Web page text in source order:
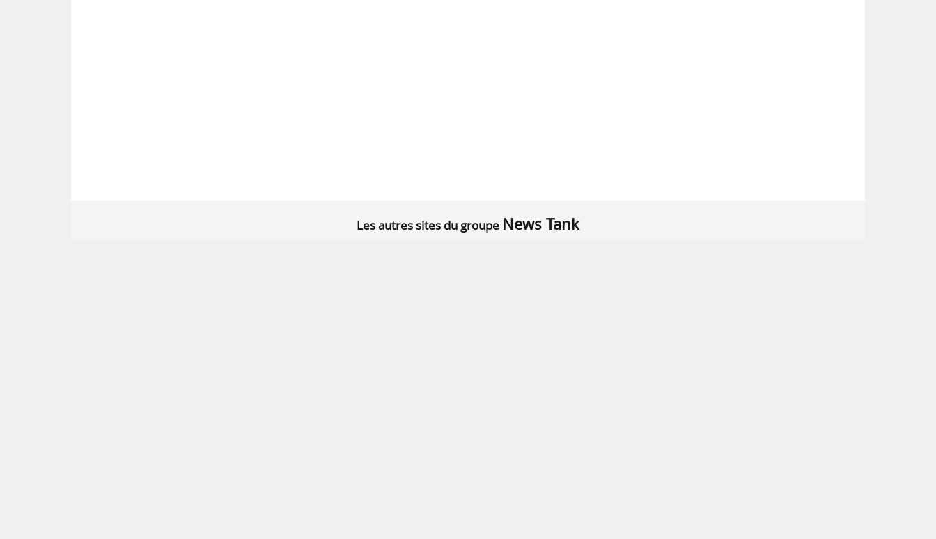
Les autres sites du groupe News Tank